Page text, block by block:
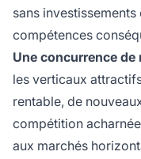
sans
compétences
Une concurrence de
les verticaux
rentable, de
compétition
aux marchés